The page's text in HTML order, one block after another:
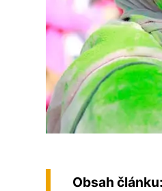
Obsah článku: